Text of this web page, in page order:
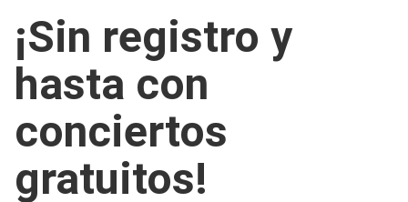
¡Sin registro y
hasta con
conciertos
gratuitos!